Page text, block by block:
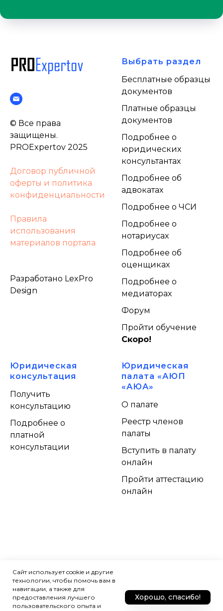
Сайт использует cookie и другие
технологии, чтобы помочь вам в
навигации, а также для
предоставления лучшего
пользовательского опыта и
Хорошо, спасибо!
© Все права
защищены.
PROExpertov 2025
Договор публичной
оферты и политика
конфиденциальности
Правила
использования
материалов портала
Разработано LexPro
Design
Выбрать раздел
Бесплатные образцы
документов
Платные образцы
документов
Подробнее о
юридических
консультантах
Подробнее об
адвокатах
Подробнее о ЧСИ
Подробнее о
нотариусах
Подробнее об
оценщиках
Подробнее о
медиаторах
Форум
Пройти обучение
Скоро!
Юридическая
консультация
Получить
консультацию
Подробнее о
платной
консультации
Юридическая
палата «АЮП
«АЮА»
О палате
Реестр членов
палаты
Вступить в палату
онлайн
Пройти аттестацию
онлайн